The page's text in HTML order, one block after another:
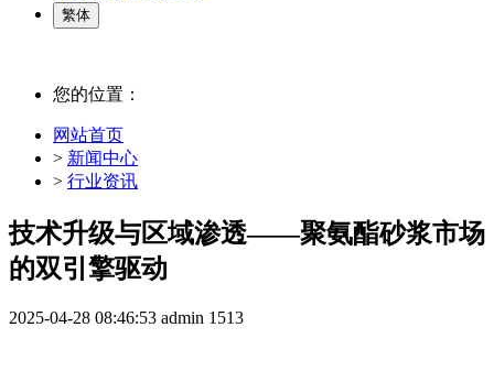
繁体
您的位置：
网站首页
> 新闻中心
> 行业资讯
技术升级与区域渗透——聚氨酯砂浆市场
的双引擎驱动
2025-04-28 08:46:53 admin 1513